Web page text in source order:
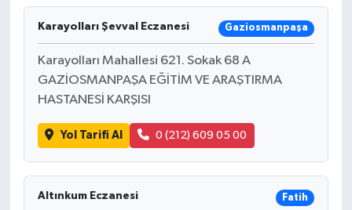
Karayolları Şevval Eczanesi Gaziosmanpaşa
Karayolları Mahallesi 621. Sokak 68 A
GAZİOSMANPAŞA EĞİTİM VE ARAŞTIRMA
HASTANESİ KARŞISI
Yol Tarifi Al 0 (212) 609 05 00
Altınkum Eczanesi Fatih